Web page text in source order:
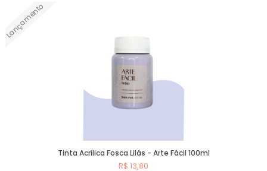
Lançamento
Tinta Acrílica Fosca Lilás - Arte Fácil 100ml
R$ 13,80